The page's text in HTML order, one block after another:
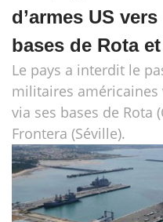
d’armes US
bases de Rota
Le pays a interdit le
militaires américaines
via ses bases de Rota
Frontera (Séville).